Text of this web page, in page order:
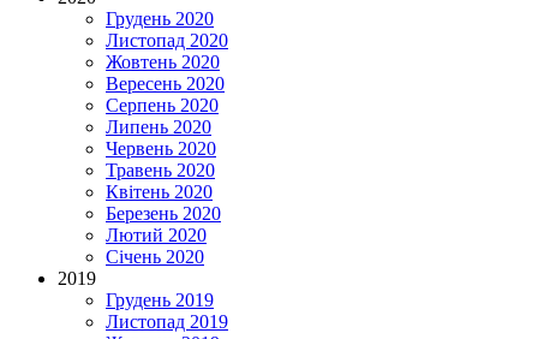
Грудень 2020
Листопад 2020
Жовтень 2020
Вересень 2020
Серпень 2020
Липень 2020
Червень 2020
Травень 2020
Квітень 2020
Березень 2020
Лютий 2020
Січень 2020
2019
Грудень 2019
Листопад 2019